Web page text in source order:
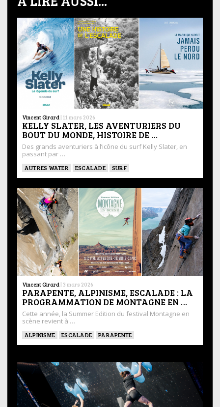
Vincent Girard | 11 mars 2026
KELLY SLATER, LES AVENTURIERS DU
BOUT DU MONDE, HISTOIRE DE …
Des grands aventuriers à l’icône du surf Kelly Slater, en
passant par …
AUTRES WATER ESCALADE SURF
Vincent Girard | 3 mars 2026
PARAPENTE, ALPINISME, ESCALADE : LA
PROGRAMMATION DE MONTAGNE EN …
Cette année, la Summer Edition du festival Montagne en
scène revient à …
ALPINISME ESCALADE PARAPENTE